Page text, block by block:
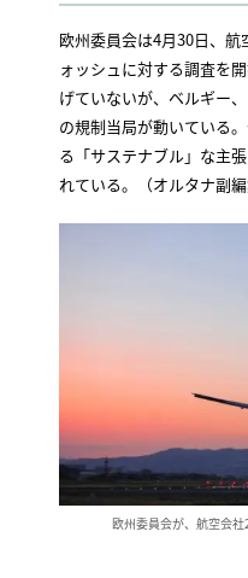
欧州委員会は4月30日、航
ォッシュに対する調査を
げていないが、ベルギー
の規制当局が動いている
る「サステナブル」な主
れている。（オルタナ副編
欧州委員会が、航空会